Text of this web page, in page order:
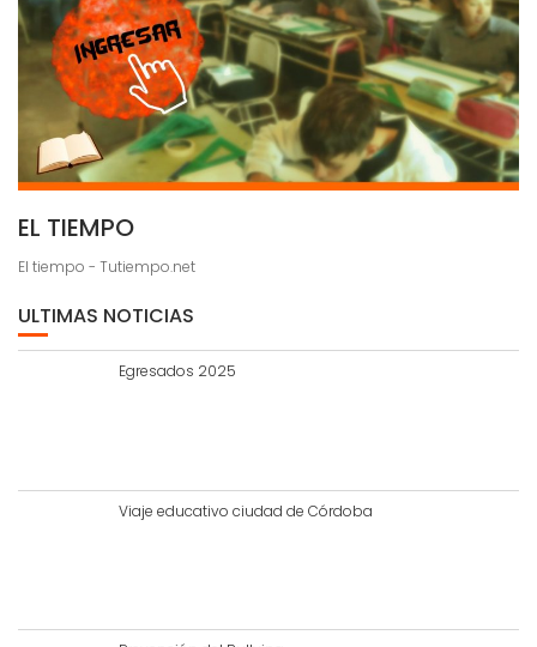
EL TIEMPO
El tiempo - Tutiempo.net
ULTIMAS NOTICIAS
Egresados 2025
Viaje educativo ciudad de Córdoba